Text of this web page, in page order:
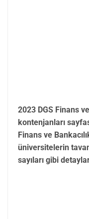
2023 DGS Finans
kontenjanları
Finans ve
üniversitelerin
sayıları gibi